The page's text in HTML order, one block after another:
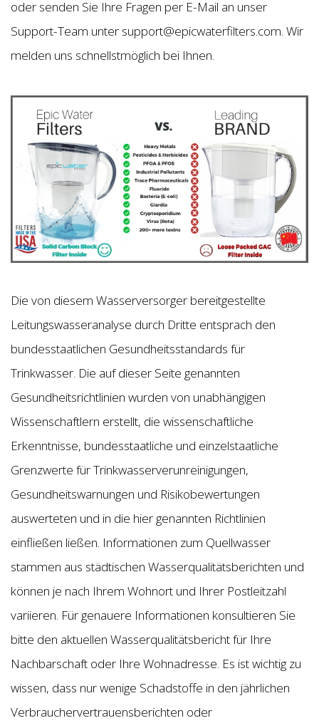
oder senden Sie Ihre Fragen per E-Mail an unser
Support-Team unter support@epicwaterfilters.com. Wir
melden uns schnellstmöglich bei Ihnen.
Die von diesem Wasserversorger bereitgestellte
Leitungswasseranalyse durch Dritte entsprach den
bundesstaatlichen Gesundheitsstandards für
Trinkwasser. Die auf dieser Seite genannten
Gesundheitsrichtlinien wurden von unabhängigen
Wissenschaftlern erstellt, die wissenschaftliche
Erkenntnisse, bundesstaatliche und einzelstaatliche
Grenzwerte für Trinkwasserverunreinigungen,
Gesundheitswarnungen und Risikobewertungen
auswerteten und in die hier genannten Richtlinien
einfließen ließen. Informationen zum Quellwasser
stammen aus städtischen Wasserqualitätsberichten und
können je nach Ihrem Wohnort und Ihrer Postleitzahl
variieren. Für genauere Informationen konsultieren Sie
bitte den aktuellen Wasserqualitätsbericht für Ihre
Nachbarschaft oder Ihre Wohnadresse. Es ist wichtig zu
wissen, dass nur wenige Schadstoffe in den jährlichen
Verbrauchervertrauensberichten oder